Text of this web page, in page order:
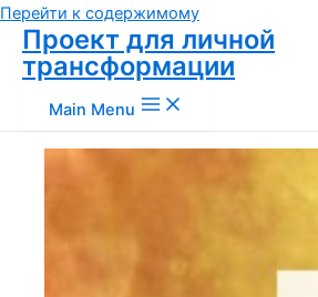
Перейти к содержимому
Проект для личной
трансформации
Main Menu